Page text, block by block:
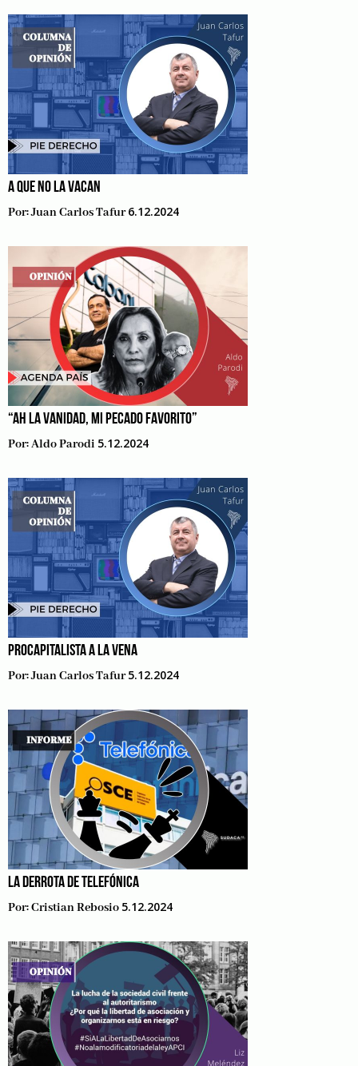
A QUE NO LA VACAN
Por:Juan Carlos Tafur 6.12.2024
“AH LA VANIDAD, MI PECADO FAVORITO”
Por:Aldo Parodi 5.12.2024
PROCAPITALISTA A LA VENA
Por:Juan Carlos Tafur 5.12.2024
LA DERROTA DE TELEFÓNICA
Por:Cristian Rebosio 5.12.2024